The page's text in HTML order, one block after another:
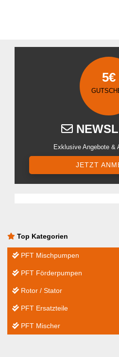
5€
Exklusive Angebote &
JETZT
Top Kategorien
PFT Mischpumpen
PFT Förderpumpen
Rotor / Stator
PFT Ersatzteile
PFT Mischer